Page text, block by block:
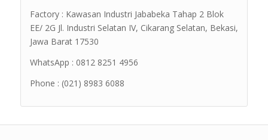
Factory : Kawasan Industri Jababeka Tahap 2 Blok
EE/ 2G Jl. Industri Selatan IV, Cikarang Selatan, Bekasi,
Jawa Barat 17530
WhatsApp : 0812 8251 4956
Phone : (021) 8983 6088